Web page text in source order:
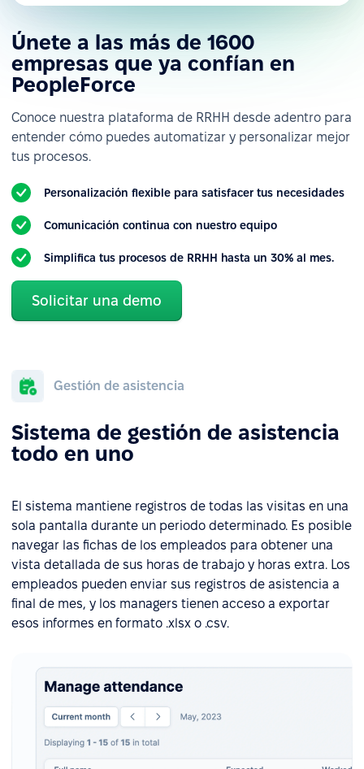
Únete a las más de 1600
empresas que ya confían en
PeopleForce
Conoce nuestra plataforma de RRHH desde adentro para
entender cómo puedes automatizar y personalizar mejor
tus procesos.
Personalización flexible para satisfacer tus necesidades
Comunicación continua con nuestro equipo
Simplifica tus procesos de RRHH hasta un 30% al mes.
Solicitar una demo
Gestión de asistencia
Sistema de gestión de asistencia
todo en uno
El sistema mantiene registros de todas las visitas en una
sola pantalla durante un periodo determinado. Es posible
navegar las fichas de los empleados para obtener una
vista detallada de sus horas de trabajo y horas extra. Los
empleados pueden enviar sus registros de asistencia a
final de mes, y los managers tienen acceso a exportar
esos informes en formato .xlsx o .csv.